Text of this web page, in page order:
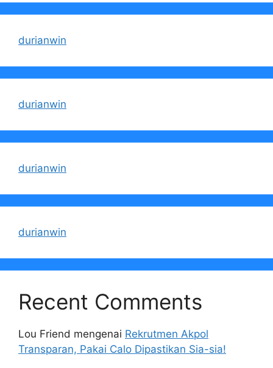
durianwin
durianwin
durianwin
durianwin
Recent Comments
Lou Friend mengenai Rekrutmen Akpol
Transparan, Pakai Calo Dipastikan Sia-sia!